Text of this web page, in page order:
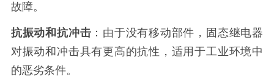
故障。
抗振动和抗冲击 ：由于没有移动部件，固态继电器
对振动和冲击具有更高的抗性，适用于工业环境中
的恶劣条件。